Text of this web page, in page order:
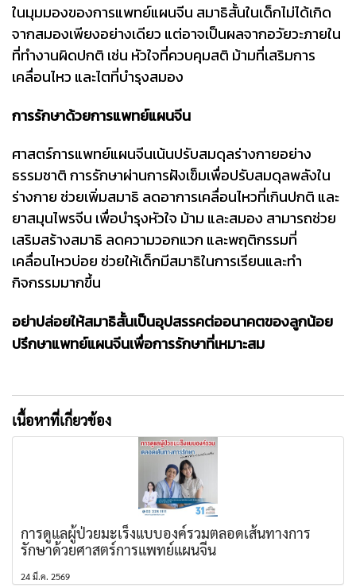
ในมุมมองของการแพทย์แผนจีน สมาธิสั้นในเด็กไม่ได้เกิด
จากสมองเพียงอย่างเดียว แต่อาจเป็นผลจากอวัยวะภายใน
ที่ทำงานผิดปกติ เช่น หัวใจที่ควบคุมสติ ม้ามที่เสริมการ
เคลื่อนไหว และไตที่บำรุงสมอง
การรักษาด้วยการแพทย์แผนจีน
ศาสตร์การแพทย์แผนจีนเน้นปรับสมดุลร่างกายอย่าง
ธรรมชาติ การรักษาผ่านการฝังเข็มเพื่อปรับสมดุลพลังใน
ร่างกาย ช่วยเพิ่มสมาธิ ลดอาการเคลื่อนไหวที่เกินปกติ และ
ยาสมุนไพรจีน เพื่อบำรุงหัวใจ ม้าม และสมอง สามารถช่วย
เสริมสร้างสมาธิ ลดความวอกแวก และพฤติกรรมที่
เคลื่อนไหวบ่อย ช่วยให้เด็กมีสมาธิในการเรียนและทำ
กิจกรรมมากขึ้น
อย่าปล่อยให้สมาธิสั้นเป็นอุปสรรคต่ออนาคตของลูกน้อย
ปรึกษาแพทย์แผนจีนเพื่อการรักษาที่เหมาะสม
เนื้อหาที่เกี่ยวข้อง
การดูแลผู้ป่วยมะเร็งแบบองค์รวมตลอดเส้นทางการ
รักษาด้วยศาสตร์การแพทย์แผนจีน
24 มี.ค. 2569